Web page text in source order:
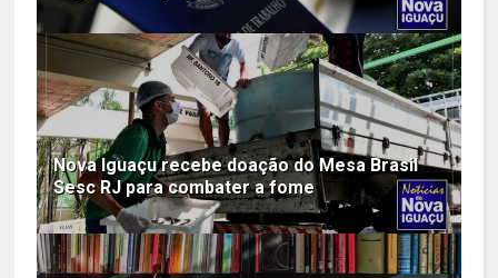
Nova Iguaçu recebe doação do Mesa Brasil
Sesc RJ para combater a fome